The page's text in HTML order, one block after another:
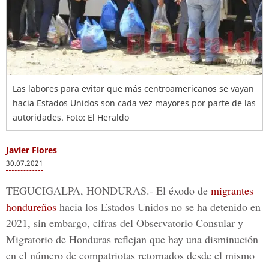
Las labores para evitar que más centroamericanos se vayan
hacia Estados Unidos son cada vez mayores por parte de las
autoridades. Foto: El Heraldo
Javier Flores
30.07.2021
TEGUCIGALPA, HONDURAS.- El éxodo de migrantes
hondureños hacia los Estados Unidos no se ha detenido en
2021, sin embargo, cifras del Observatorio Consular y
Migratorio de Honduras reflejan que hay una disminución
en el número de compatriotas retornados desde el mismo